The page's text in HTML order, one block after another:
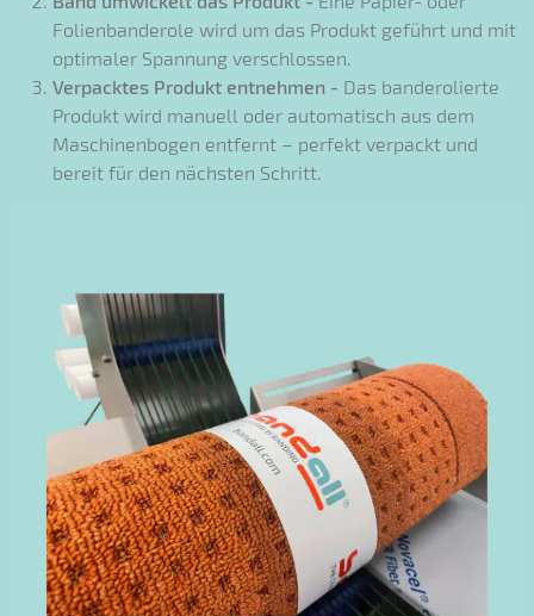
Folienbanderole wird um das Produkt geführt und mit
optimaler Spannung verschlossen.
Verpacktes Produkt entnehmen - Das banderolierte
Produkt wird manuell oder automatisch aus dem
Maschinenbogen entfernt – perfekt verpackt und
bereit für den nächsten Schritt.